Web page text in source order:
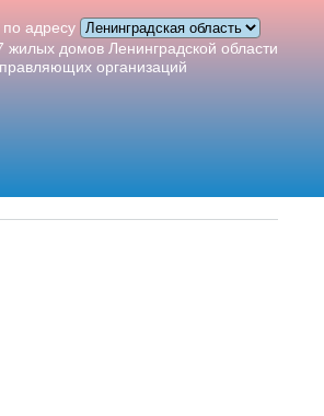
адресу
жилых домов Ленинградской области
организаций